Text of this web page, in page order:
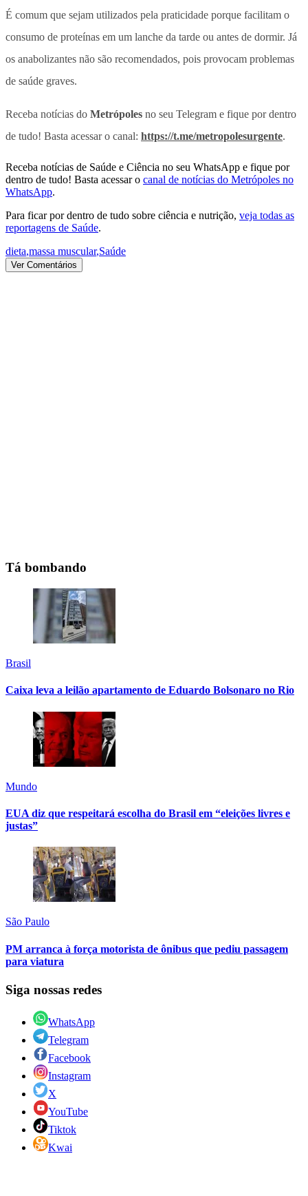
É comum que sejam utilizados pela praticidade porque facilitam o
consumo de proteínas em um lanche da tarde ou antes de dormir. Já
os anabolizantes não são recomendados, pois provocam problemas
de saúde graves.
Receba notícias do Metrópoles no seu Telegram e fique por dentro
de tudo! Basta acessar o canal: https://t.me/metropolesurgente.
Receba notícias de Saúde e Ciência no seu WhatsApp e fique por
dentro de tudo! Basta acessar o canal de notícias do Metrópoles no
WhatsApp.
Para ficar por dentro de tudo sobre ciência e nutrição, veja todas as
reportagens de Saúde.
dieta,massa muscular,Saúde
Ver Comentários
Tá bombando
Brasil
Caixa leva a leilão apartamento de Eduardo Bolsonaro no Rio
Mundo
EUA diz que respeitará escolha do Brasil em “eleições livres e
justas”
São Paulo
PM arranca à força motorista de ônibus que pediu passagem
para viatura
Siga nossas redes
WhatsApp
Telegram
Facebook
Instagram
X
YouTube
Tiktok
Kwai